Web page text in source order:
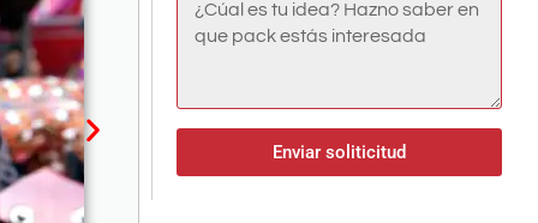
Enviar soliticitud